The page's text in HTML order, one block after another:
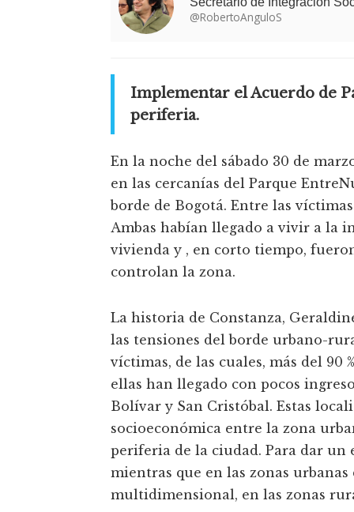
@RobertoAnguloS
Implementar el Acuerdo de
periferia.
En la noche del sábado 30 de
en las cercanías del Parque
borde de Bogotá. Entre las
Ambas habían llegado a vivir a la
vivienda y , en corto tiempo,
controlan la zona.
La historia de Constanza,
las tensiones del borde urbano-
víctimas, de las cuales, más del 90
ellas han llegado con pocos
Bolívar y San Cristóbal. Estas
socioeconómica entre la zona
periferia de la ciudad. Para dar un
mientras que en las zonas urbanas
multidimensional, en las zonas